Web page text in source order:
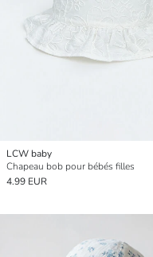
LCW baby
Chapeau bob pour bébés filles
4.99 EUR